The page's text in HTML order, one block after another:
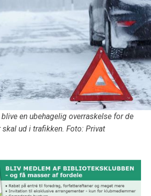
en ubehagelig overraskelse for de
skal ud i trafikken. Foto: Privat